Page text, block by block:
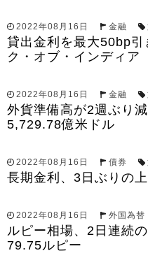
2022年08月16日 金融
貸出金利を最大50bp
ク・オブ・インディア
2022年08月16日 金融
外貨準備高が2週ぶり
5,729.78億米ドル
2022年08月16日 債券
長期金利、3日ぶりの
2022年08月16日 外国為替
ルピー相場、2日連続
79.75ルピー